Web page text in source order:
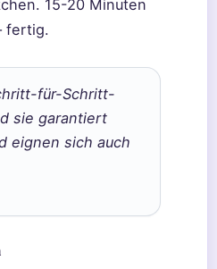
15-20 Minuten
fertig.
für-Schritt-
sie garantiert
eignen sich auch